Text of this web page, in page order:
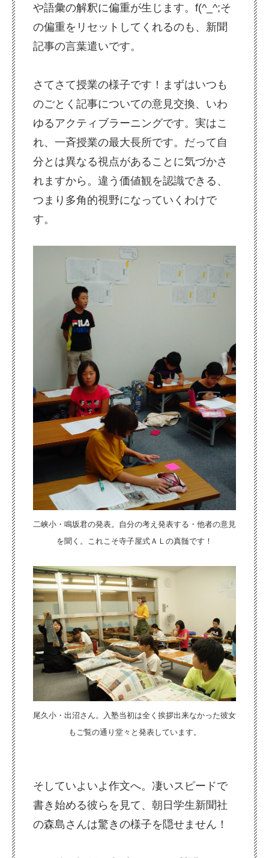
や語彙の解釈に偏重が生じます。f(^_^;そ
の偏重をリセットしてくれるのも、新聞
記事の言葉遣いです。
さてさて授業の様子です！まずはいつも
のごとく記事についての意見交換、いわ
ゆるアクティブラーニングです。実はこ
れ、一斉授業の最大長所です。だって自
分とは異なる視点があることに気づかさ
れますから。違う価値観を認識できる、
つまり多角的視野になっていくわけで
す。
二峡小・鳴坂君の発表。自分の考え発表する・他者の意見
を聞く。これこそ寺子屋式ＡＬの真髄です！
尾久小・出沼さん。入塾当初は全く挨拶出来なかった彼女
もご覧の通り堂々と発表しています。
そしていよいよ作文へ。凄いスピードで
書き始める彼らを見て、朝日学生新聞社
の森島さんは驚きの様子を隠せません！